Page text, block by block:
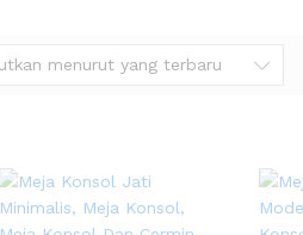
menurut yang terbaru